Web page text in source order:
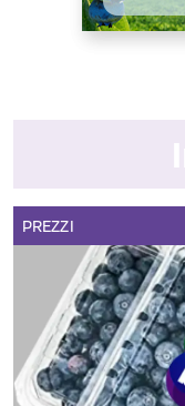
PREZZI